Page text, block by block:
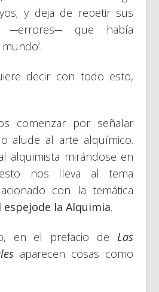
y deja de repetir sus
─errores─ que había
decir con todo esto,
comenzar por señalar
alude al arte alquímico.
alquimista mirándose en
nos lleva al tema
con la temática
espejode la Alquimia.
en el prefacio deLas
aparecen cosas como